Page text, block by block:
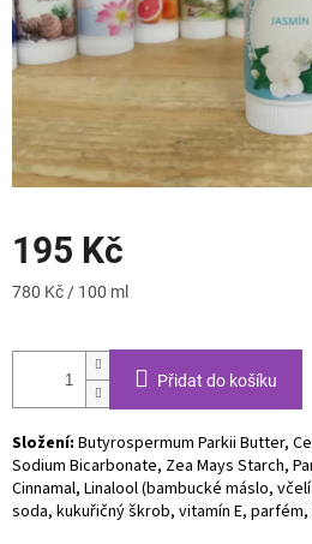
195 Kč
Měrná
780 Kč / 100 ml
Přidat do košíku
Složení: Butyrospermum Parkii Butter,
Sodium Bicarbonate, Zea Mays Starch,
Cinnamal, Linalool (bambucké máslo,
soda, kukuřičný škrob, vitamín E,